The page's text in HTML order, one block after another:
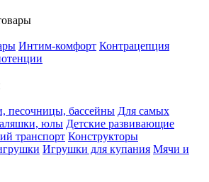
Интим-комфорт Контрацепция
песочницы, бассейны Для самых
юлы Детские развивающие
транспорт Конструкторы
Игрушки для купания Мячи и